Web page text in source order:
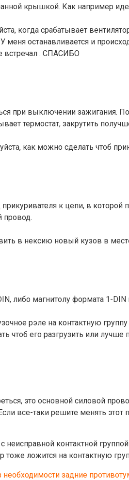
крышкой. Как например
когда срабатывает
меня останавливается и
встречал . СПАСИБО
при выключении зажигания.
термостат, закрутить
как можно сделать чтоб
к цепи, в
провод.
в нексию новый кузов в
либо магнитолу формата 1-
рэле на контактную
чтоб его разгрузить или
это основной силовой
все-таки решите менять
неисправной контактной
тоже ложится на контактную
необходимости задние